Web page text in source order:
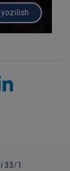
yozilish
33/1.